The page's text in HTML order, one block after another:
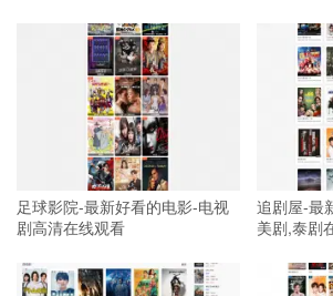
足球影院-最新好看的电影-电视
剧高清在线观看
追剧屋-最
美剧,泰剧